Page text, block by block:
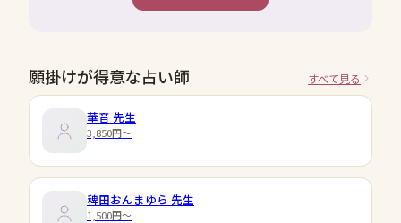
願掛けが得意な占い師 すべて見る
華音 先生
3,850円〜
​稗田おんまゆら 先生
1,500円〜